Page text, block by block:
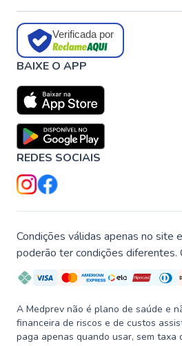
Verificada por
BAIXE O APP
REDES SOCIAIS
Condições válidas apenas no site
poderão ter condições diferentes.
A Medprev não é plano de saúde e
financeira de riscos e de custos
paga apenas quando usar, sem taxa